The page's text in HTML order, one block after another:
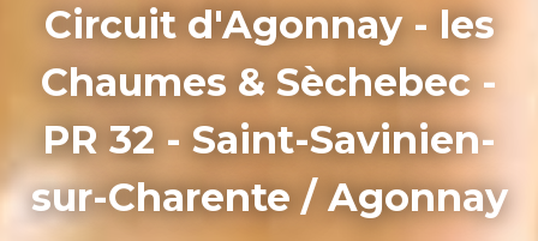
Circuit d'Agonnay - les
Chaumes & Sèchebec -
PR 32 - Saint-Savinien-
sur-Charente / Agonnay